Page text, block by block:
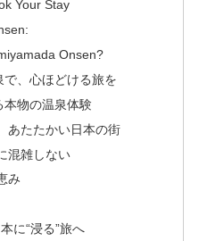
Your Stay
Onsen?
、心ほどける旅を
本物の温泉体験
あたたかい日本の街
混雑しない
み
に“浸る”旅へ